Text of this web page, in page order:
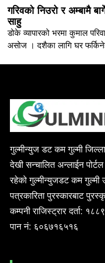
गरिवको निउरो र अम्बामै
साहु
डोके व्यापारको भरमा कुमाल
असोज । दशैका लागि घर
गुल्मीन्युज डट कम गुल्मी
देखी सन्चालित अन्लाईन
रहेको गुल्मीन्युजडट कम गुल्मी
पत्रकारिता पुरस्कारबाट
कम्पनी राजिस्ट्रार दर्ता:
पान नं: ६०६७१६५१६